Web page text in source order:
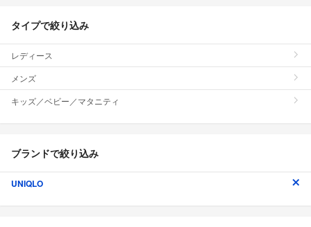
タイプで絞り込み
レディース
メンズ
キッズ／ベビー／マタニティ
ブランドで絞り込み
UNIQLO